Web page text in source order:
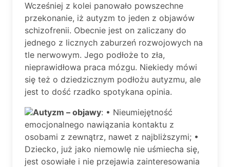
Wcześniej z kolei panowało powszechne
przekonanie, iż autyzm to jeden z objawów
schizofrenii. Obecnie jest on zaliczany do
jednego z licznych zaburzeń rozwojowych na
tle nerwowym. Jego podłoże to zła,
nieprawidłowa praca mózgu. Niekiedy mówi
się też o dziedzicznym podłożu autyzmu, ale
jest to dość rzadko spotykana opinia.
Autyzm – objawy: • Nieumiejętność
emocjonalnego nawiązania kontaktu z
osobami z zewnątrz, nawet z najbliższymi; •
Dziecko, już jako niemowlę nie uśmiecha się,
jest osowiałe i nie przejawia zainteresowania